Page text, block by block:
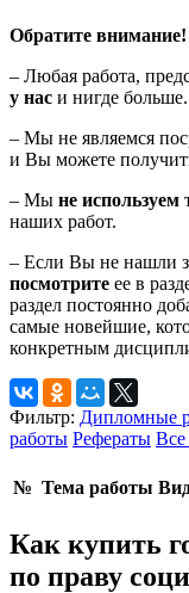
Обратите внимание!
– Любая работа,
у нас и нигде больше.
– Мы не являемся
и Вы можете
– Мы не используем
наших работ.
– Если Вы не нашли
посмотрите ее в
раздел постоянно
самые новейшие,
конкретным
Фильтр: Дипломные
работы Рефераты Все
№ Тема работы
Как купить
по праву